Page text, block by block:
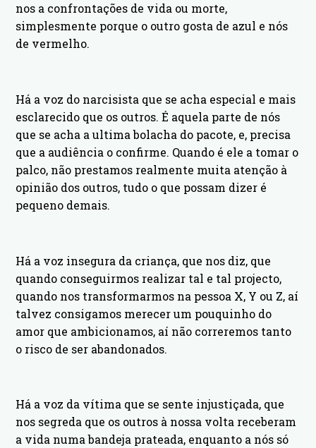
nos a confrontações de vida ou morte,
simplesmente porque o outro gosta de azul e nós
de vermelho.
Há a voz do narcisista que se acha especial e mais
esclarecido que os outros. É aquela parte de nós
que se acha a ultima bolacha do pacote, e, precisa
que a audiência o confirme. Quando é ele a tomar o
palco, não prestamos realmente muita atenção à
opinião dos outros, tudo o que possam dizer é
pequeno demais.
Há a voz insegura da criança, que nos diz, que
quando conseguirmos realizar tal e tal projecto,
quando nos transformarmos na pessoa X, Y ou Z, aí
talvez consigamos merecer um pouquinho do
amor que ambicionamos, aí não correremos tanto
o risco de ser abandonados.
Há a voz da vítima que se sente injustiçada, que
nos segreda que os outros à nossa volta receberam
a vida numa bandeja prateada, enquanto a nós só